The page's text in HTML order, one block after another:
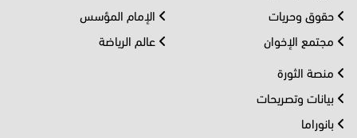
حقوق وحريات
مجتمع الإخوان
الإمام المؤسس
عالم الرياضة
منصة الثورة
بيانات وتصريحات
بانوراما